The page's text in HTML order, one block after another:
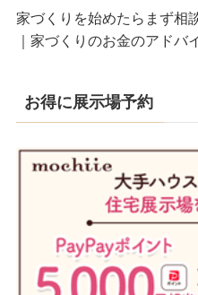
家づくりを始めたらまず相
｜家づくりのお金のアドバ
お得に展示場予約